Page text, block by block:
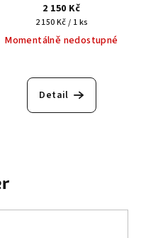
2 150 Kč
Měrná
cena:
2 150 Kč / 1 ks
Momentálně nedostupné
Detail